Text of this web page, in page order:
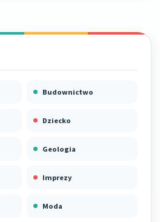
Budownictwo
Dziecko
Geologia
Imprezy
Moda